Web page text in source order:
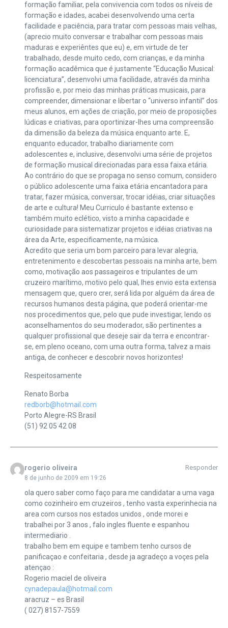
formação familiar, pela convivencia com todos os níveis de
formação e idades, acabei desenvolvendo uma certa
facilidade e paciência, para tratar com pessoas mais velhas,
(aprecio muito conversar e trabalhar com pessoas mais
maduras e experiêntes que eu) e, em virtude de ter
trabalhado, desde muito cedo, com crianças, e da minha
formação acadêmica que é justamente “Educação Musical:
licenciatura”, desenvolvi uma facilidade, através da minha
profissão e, por meio das minhas práticas musicais, para
compreender, dimensionar e libertar o “universo infantil” dos
meus alunos, em ações de criação, por meio de proposições
lúdicas e criativas, para oportinizar-lhes uma compreensão
da dimensão da beleza da música enquanto arte. E,
enquanto educador, trabalho diariamente com
adolescentes e, inclusive, desenvolvi uma série de projetos
de formação musical direcionadas para essa faixa etária.
Ao contrário do que se propaga no senso comum, considero
o público adolescente uma faixa etária encantadora para
tratar, fazer música, conversar, trocar idéias, criar situações
de arte e cultura! Meu Curriculo é bastante extenso e
também muito eclético, visto a minha capacidade e
curiosidade para sistematizar projetos e idéias criativas na
área da Arte, especificamente, na música.
Acredito que seria um bom parceiro para levar alegria,
entretenimento e descobertas pessoais na minha arte, bem
como, motivação aos passageiros e tripulantes de um
cruzeiro marítimo, motivo pelo qual, lhes envio esta extensa
mensagem que, quero crer, será lida por alguém da área de
recursos humanos desta página, que poderá orientar-me
nos procedimentos que, pelo que pude investigar, lendo os
aconselhamentos do seu moderador, são pertinentes a
qualquer profissional que deseje sair da terra e encontrar-
se, em pleno oceano, com uma outra forma, talvez a mais
antiga, de conhecer e descobrir novos horizontes!
Respeitosamente
Renato Borba
redborb@hotmail.com
Porto Alegre-RS Brasil
(51) 92 05 42 08
rogerio oliveira
8 de junho de 2009 em 19:26
Responder
ola quero saber como faço para me candidatar a uma vaga
como cozinheiro em cruzeiros , tenho vasta experinhecia na
area com cursos nos estados unidos , onde morei e
trabalhei por 3 anos , falo ingles fluente e espanhou
intermediario .
trabalho bem em equipe e tambem tenho cursos de
panificaçao e confeitaria , desde ja agradeço a voçes pela
atençao :
Rogerio maciel de oliveira
cynadepaula@hotmail.com
aracruz – es Brasil
( 027) 8157-7559